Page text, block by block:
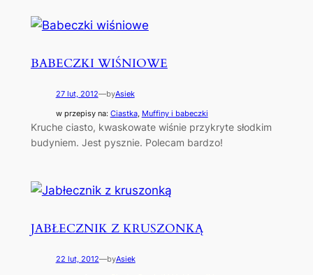
BABECZKI WIŚNIOWE
27 lut, 2012—byAsiek
w przepisy na: Ciastka, Muffiny i babeczki
Kruche ciasto, kwaskowate wiśnie przykryte słodkim
budyniem. Jest pysznie. Polecam bardzo!
JABŁECZNIK Z KRUSZONKĄ
22 lut, 2012—byAsiek